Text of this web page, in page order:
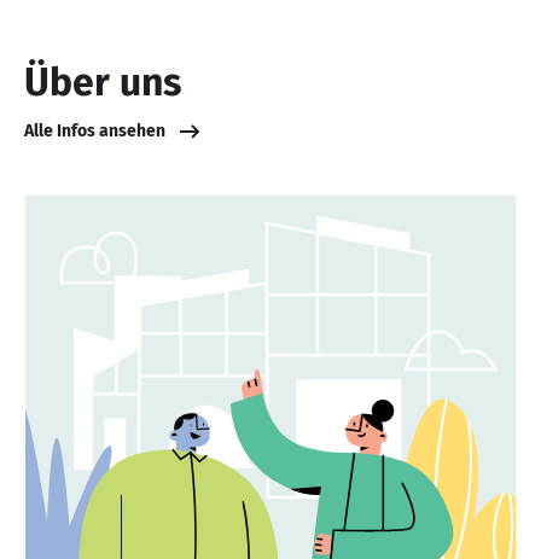
Über uns
Alle Infos ansehen